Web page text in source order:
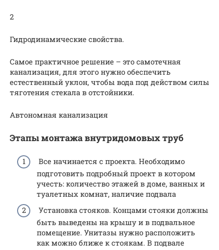
2
Гидродинамические свойства.
Самое практичное решение – это самотечная
канализация, для этого нужно обеспечить
естественный уклон, чтобы вода под действом силы
тяготения стекала в отстойники.
Автономная канализация
Этапы монтажа внутридомовых труб
Все начинается с проекта. Необходимо
подготовить подробный проект в котором
учесть: количество этажей в доме, ванных и
туалетных комнат, наличие подвала
Установка стояков. Концами стояки должны
быть выведены на крышу и в подвальное
помещение. Унитазы нужно расположить
как можно ближе к стоякам. В подвале